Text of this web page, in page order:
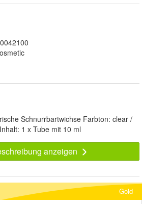
Schnurrbartwichse Farbton: clear /
1 x Tube mit 10 ml
anzeigen
Gold